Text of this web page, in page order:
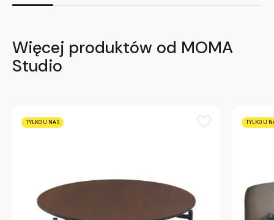
Więcej produktów od MOMA
Studio
TYLKO U NAS TYLKO U